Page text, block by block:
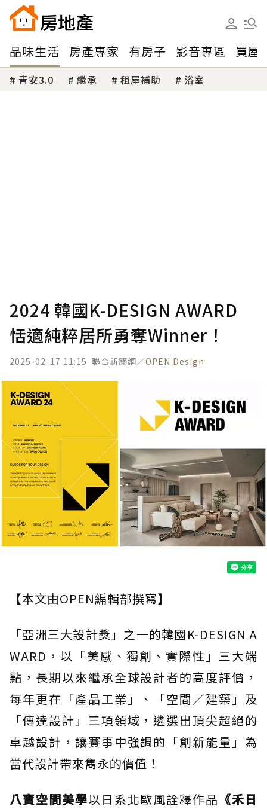
品味生活 房產專家 有房子 影音專區 買屋
青安3.0 繼承 租屋補助 浴室
2024 韓國K-DESIGN AWARD
恬適純粹居所勇奪Winner！
2025-02-17 11:15 聯合新聞網／OPEN Design
【本文由OPEN編輯部撰寫】
「亞洲三大設計獎」之一的韓國K-DESIGN A
WARD，以「美感、獨創、實際性」三大端
點，長期以來繼承全球設計者的高度評價，
每年更在「產品工業」、「空間／建築」及
「傳達設計」三項領域，遴選出頂尖超絕的
卓越設計，讓賽事中強調的「創新能量」為
當代設計帶來雋永的價值！
八寶空間美學以日系北歐風詮釋作品 《禾日